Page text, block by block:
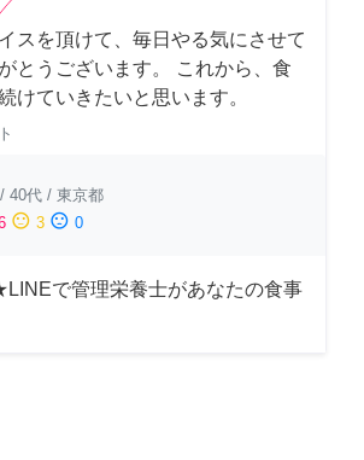
スを頂けて、毎日やる気にさせて
とうございます。 これから、食
けていきたいと思います。
/ 40代 / 東京都
sentiment_neutral 3 sentiment_dissatisfied 0
で管理栄養士があなたの食事